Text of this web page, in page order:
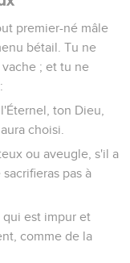
premier-né mâle
bétail. Tu ne
; et tu ne
ton Dieu,
choisi.
ou aveugle, s'il a
pas à
qui est impur et
comme de la